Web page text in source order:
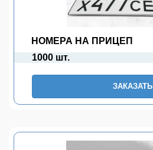
НОМЕРА НА ПРИЦЕП
1000 шт.
ЗАКАЗАТЬ